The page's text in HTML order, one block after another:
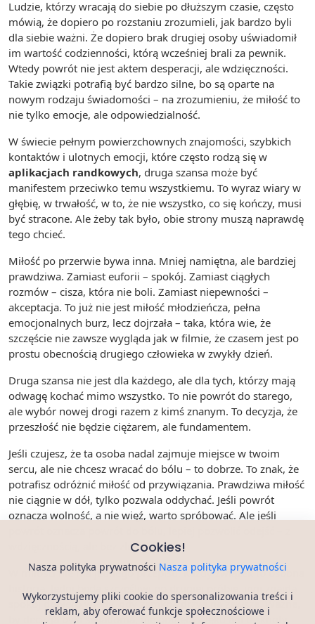
Ludzie, którzy wracają do siebie po dłuższym czasie, często
mówią, że dopiero po rozstaniu zrozumieli, jak bardzo byli
dla siebie ważni. Że dopiero brak drugiej osoby uświadomił
im wartość codzienności, którą wcześniej brali za pewnik.
Wtedy powrót nie jest aktem desperacji, ale wdzięczności.
Takie związki potrafią być bardzo silne, bo są oparte na
nowym rodzaju świadomości – na zrozumieniu, że miłość to
nie tylko emocje, ale odpowiedzialność.
W świecie pełnym powierzchownych znajomości, szybkich
kontaktów i ulotnych emocji, które często rodzą się w
aplikacjach randkowych, druga szansa może być
manifestem przeciwko temu wszystkiemu. To wyraz wiary w
głębię, w trwałość, w to, że nie wszystko, co się kończy, musi
być stracone. Ale żeby tak było, obie strony muszą naprawdę
tego chcieć.
Miłość po przerwie bywa inna. Mniej namiętna, ale bardziej
prawdziwa. Zamiast euforii – spokój. Zamiast ciągłych
rozmów – cisza, która nie boli. Zamiast niepewności –
akceptacja. To już nie jest miłość młodzieńcza, pełna
emocjonalnych burz, lecz dojrzała – taka, która wie, że
szczęście nie zawsze wygląda jak w filmie, że czasem jest po
prostu obecnością drugiego człowieka w zwykły dzień.
Druga szansa nie jest dla każdego, ale dla tych, którzy mają
odwagę kochać mimo wszystko. To nie powrót do starego,
ale wybór nowej drogi razem z kimś znanym. To decyzja, że
przeszłość nie będzie ciężarem, ale fundamentem.
Jeśli czujesz, że ta osoba nadal zajmuje miejsce w twoim
sercu, ale nie chcesz wracać do bólu – to dobrze. To znak, że
potrafisz odróżnić miłość od przywiązania. Prawdziwa miłość
nie ciągnie w dół, tylko pozwala oddychać. Jeśli powrót
oznacza wolność, a nie więź, warto spróbować. Ale jeśli
wdzięcznością, ale bez złudzeń.
W miłości nie ma jednego przepisu. Każdy związek to osobna
spokój dopiero wtedy, gdy zamkną drzwi na zawsze. Ważne,
by decyzja była świadoma, nie podjęta z lęku ani tęsknoty.
Cookies!
Nasza polityka prywatności Nasza polityka prywatności
Wykorzystujemy pliki cookie do spersonalizowania treści i
reklam, aby oferować funkcje społecznościowe i